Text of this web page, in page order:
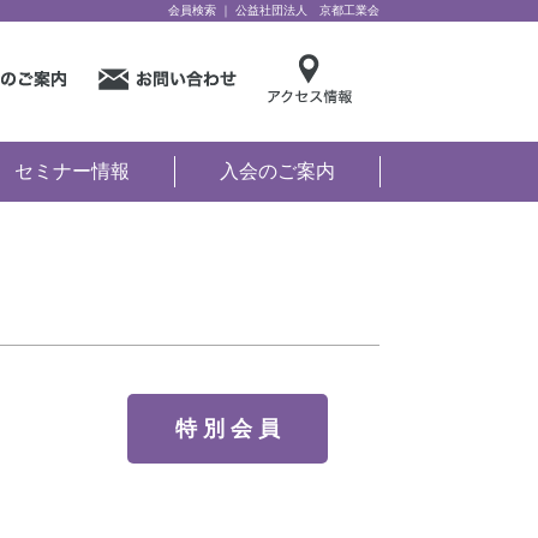
会員検索 ｜ 公益社団法人 京都工業会
セミナー情報 入会のご案内
特 別 会 員